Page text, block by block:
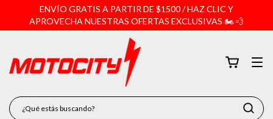
ENVÍO GRATIS A PARTIR DE $1500 / HAZ CLIC Y
APROVECHA NUESTRAS OFERTAS EXCLUSIVAS 🏍️ 💨